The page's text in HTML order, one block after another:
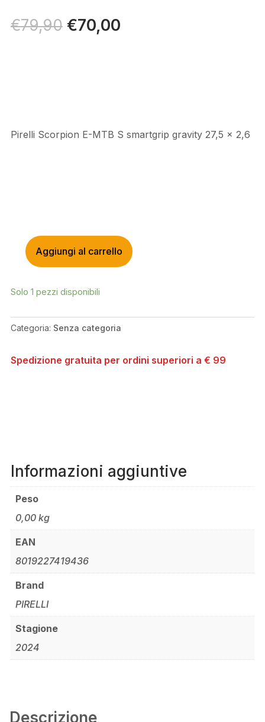
€79,90 Il
prezzo
€70,00Il
Pirelli Scorpion E-MTB S smartgrip gravity 27,5 x 2,6
PIRELLI
SCORPION
MTB
SMARTGRIP
GRAVITY
X
Aggiungi al carrello
Solo 1 pezzi disponibili
Categoria: Senza categoria
Spedizione gratuita per ordini superiori a € 99
Informazioni aggiuntive
Peso
0,00 kg
EAN
8019227419436
Brand
PIRELLI
Stagione
2024
Descrizione